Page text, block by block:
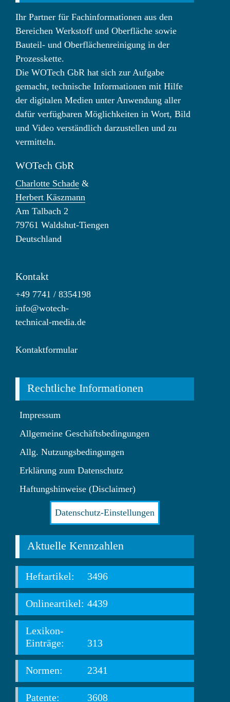
Ihr Partner für Fachinformationen aus den
Bereichen Werkstoff und Oberfläche sowie
Bauteil- und Oberflächenreinigung in der
Prozesskette.
Die WOTech GbR hat sich zur Aufgabe
gemacht, technische Informationen mit Hilfe
der digitalen Medien unter Anwendung aller
dafür verfügbaren Möglichkeiten in Wort, Bild
und Video verständlich darzustellen und zu
vermitteln.
WOTech GbR
Charlotte Schade &
Herbert Käszmann
Am Talbach 2
79761 Waldshut-Tiengen
Deutschland
Kontakt
+49 7741 / 8354198
info@wotech-
technical-media.de
Kontaktformular
Rechtliche Informationen
Impressum
Allgemeine Geschäftsbedingungen
Allg. Nutzungsbedingungen
Erklärung zum Datenschutz
Haftungshinweise (Disclaimer)
Datenschutz-Einstellungen
Aktuelle Kennzahlen
Heftartikel: 3496
Onlineartikel: 4439
Lexikon-
Einträge:
313
Normen: 2341
Patente: 3608